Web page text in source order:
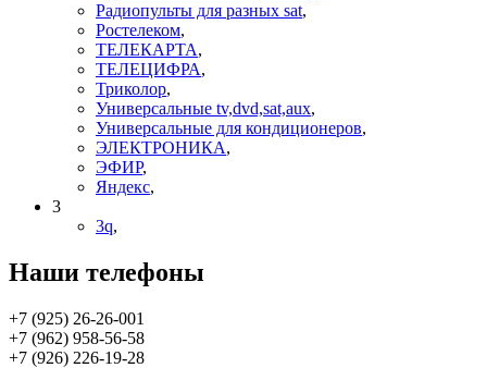
Радиопульты для разных sat,
Ростелеком,
ТЕЛЕКАРТА,
ТЕЛЕЦИФРА,
Триколор,
Универсальные tv,dvd,sat,aux,
Универсальные для кондиционеров,
ЭЛЕКТРОНИКА,
ЭФИР,
Яндекс,
3
3q,
Наши телефоны
+7 (925) 26-26-001
+7 (962) 958-56-58
+7 (926) 226-19-28